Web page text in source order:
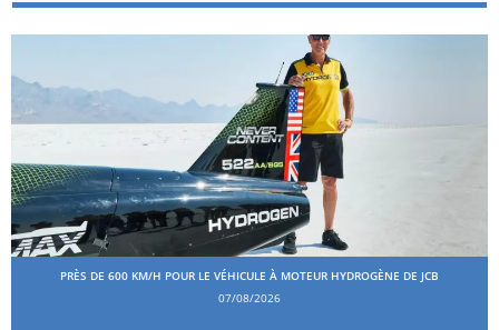
PRÈS DE 600 KM/H POUR LE VÉHICULE À MOTEUR HYDROGÈNE DE JCB
07/08/2026